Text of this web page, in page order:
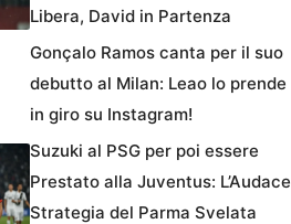
Libera, David in Partenza
Gonçalo Ramos canta per il suo
debutto al Milan: Leao lo prende
in giro su Instagram!
Suzuki al PSG per poi essere
Prestato alla Juventus: L’Audace
Strategia del Parma Svelata